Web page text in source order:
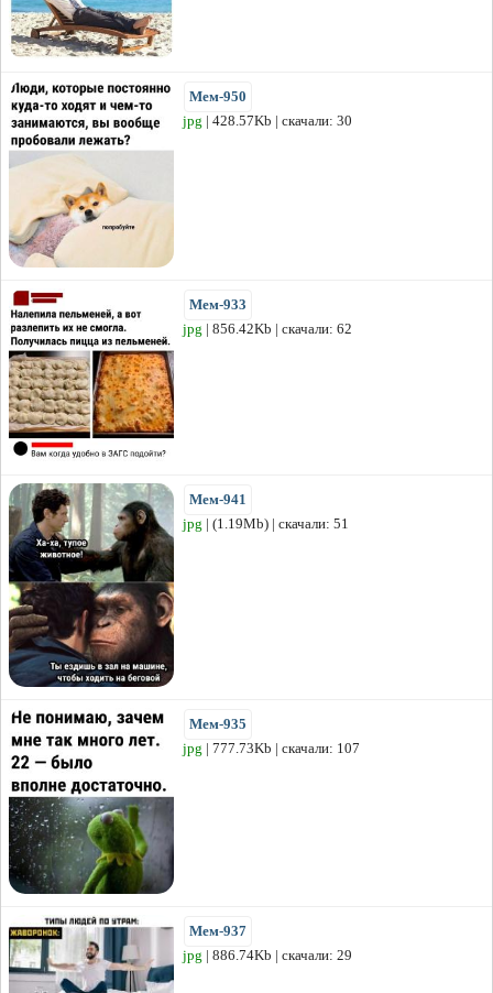
Мем-950
jpg | 428.57Kb | скачали: 30
Мем-933
jpg | 856.42Kb | скачали: 62
Мем-941
jpg | (1.19Mb) | скачали: 51
Мем-935
jpg | 777.73Kb | скачали: 107
Мем-937
jpg | 886.74Kb | скачали: 29